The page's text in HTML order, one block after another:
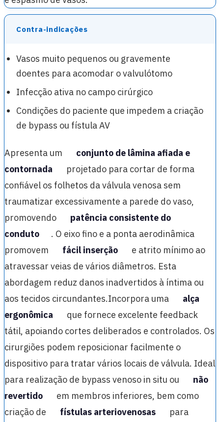
Contra-indicações
Vasos muito pequenos ou gravemente
doentes para acomodar o valvulótomo
Infecção ativa no campo cirúrgico
Condições do paciente que impedem a criação
de bypass ou fístula AV
Apresenta um
conjunto de lâmina afiada e
contornada
projetado para cortar de forma
confiável os folhetos da válvula venosa sem
traumatizar excessivamente a parede do vaso,
promovendo
patência consistente do
conduto
. O eixo fino e a ponta aerodinâmica
promovem
fácil inserção
e atrito mínimo ao
atravessar veias de vários diâmetros. Esta
abordagem reduz danos inadvertidos à íntima ou
aos tecidos circundantes.Incorpora uma
alça
ergonômica
que fornece excelente feedback
tátil, apoiando cortes deliberados e controlados. Os
cirurgiões podem reposicionar facilmente o
dispositivo para tratar vários locais de válvula. Ideal
para realização de bypass venoso in situ ou
não
revertido
em membros inferiores, bem como
criação de
fístulas arteriovenosas
para